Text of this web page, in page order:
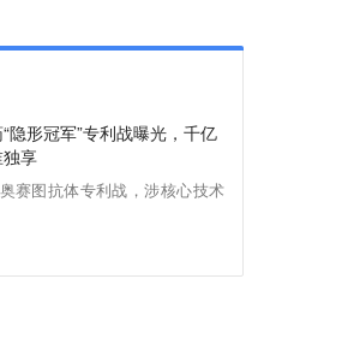
隐形冠军”专利战曝光，千亿
享
赛图抗体专利战，涉核心技术